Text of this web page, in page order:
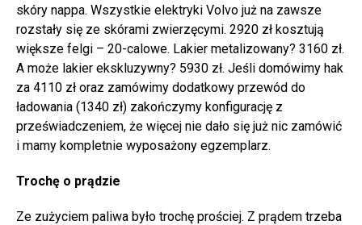
skóry nappa. Wszystkie elektryki Volvo już na zawsze
rozstały się ze skórami zwierzęcymi. 2920 zł kosztują
większe felgi – 20-calowe. Lakier metalizowany? 3160 zł.
A może lakier ekskluzywny? 5930 zł. Jeśli domówimy hak
za 4110 zł oraz zamówimy dodatkowy przewód do
ładowania (1340 zł) zakończymy konfigurację z
przeświadczeniem, że więcej nie dało się już nic zamówić
i mamy kompletnie wyposażony egzemplarz.
Trochę o prądzie
Ze zużyciem paliwa było trochę prościej. Z prądem trzeba